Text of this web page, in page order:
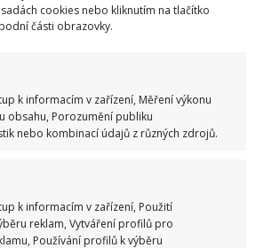
cookies nebo kliknutím na tlačítko
části obrazovky.
k informacím v zařízení, Měření výkonu
obsahu, Porozumění publiku
nebo kombinací údajů z různých zdrojů.
k informacím v zařízení, Použití
reklam, Vytváření profilů pro
Používání profilů k výběru